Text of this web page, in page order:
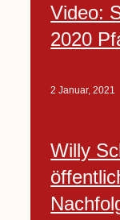
Video:
2020
2 Januar, 2021
Willy